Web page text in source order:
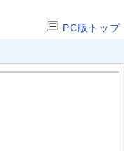
PC版トップ